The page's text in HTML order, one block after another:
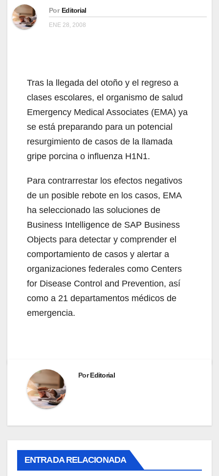
Por Editorial
ENE 28, 2008
Tras la llegada del otoño y el regreso a
clases escolares, el organismo de salud
Emergency Medical Associates (EMA) ya
se está preparando para un potencial
resurgimiento de casos de la llamada
gripe porcina o influenza H1N1.
Para contrarrestar los efectos negativos
de un posible rebote en los casos, EMA
ha seleccionado las soluciones de
Business Intelligence de SAP Business
Objects para detectar y comprender el
comportamiento de casos y alertar a
organizaciones federales como Centers
for Disease Control and Prevention, así
como a 21 departamentos médicos de
emergencia.
PorEditorial
ENTRADA RELACIONADA